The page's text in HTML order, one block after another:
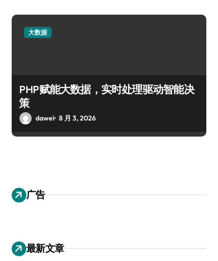
大数据
PHP赋能大数据，实时处理驱动智能决
策
dawei 8 月 3, 2026
广告
最新文章